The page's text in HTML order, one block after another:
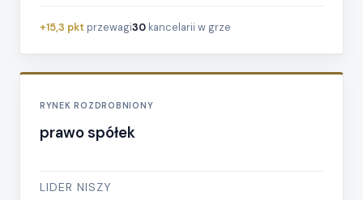
+15,3 pkt przewagi30 kancelarii w grze
RYNEK ROZDROBNIONY
prawo spółek
LIDER NISZY